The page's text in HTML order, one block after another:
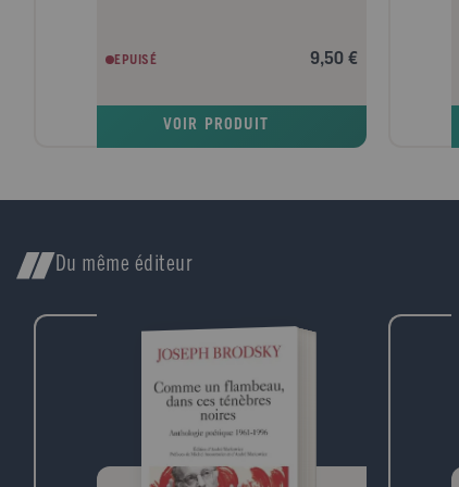
EPUISÉ 9,50 €
VOIR PRODUIT
Du même éditeur